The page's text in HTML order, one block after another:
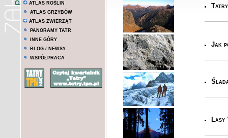
ATLAS ROŚLIN
ATLAS GRZYBÓW
ATLAS ZWIERZĄT
PANORAMY TATR
INNE GÓRY
BLOG / NEWSY
WSPÓŁPRACA
Jak
Lasy